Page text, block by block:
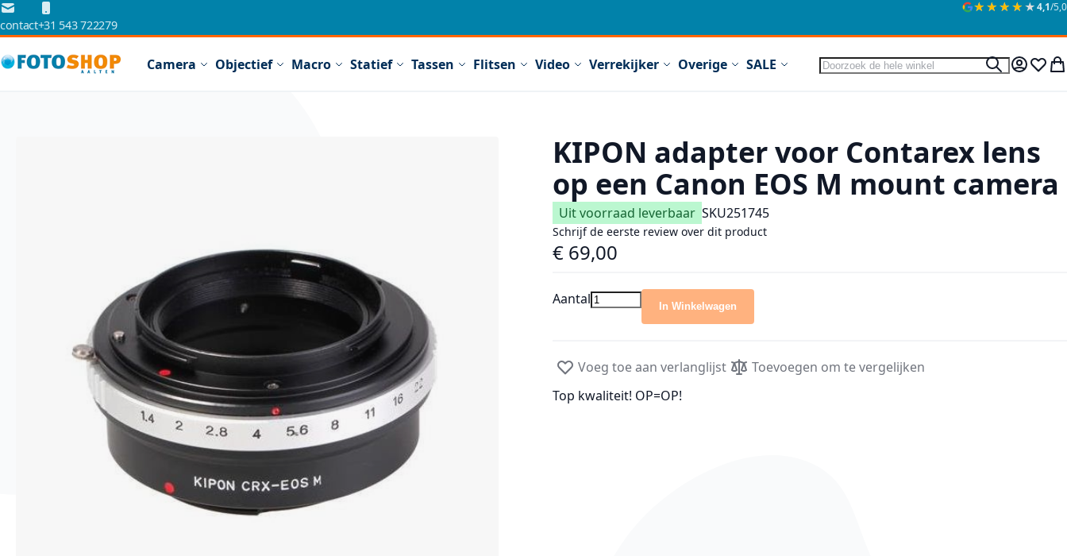
Ga naar de inhoud
contact+31 543 722279
★★★★★
★★★★★4,1/5,0
Camera Objectief Macro Statief Tassen Flitsen Video Verrekijker Overige SALE Zoek
ZoekMijn
KIPON adapter voor Contarex lens
op een Canon EOS M mount camera
Uit voorraad leverbaar SKU251745
Schrijf de eerste review over dit product
€ 69,00
Aantal In Winkelwagen
Voeg toe aan verlanglijst
Toevoegen om te vergelijken
Top kwaliteit! OP=OP!